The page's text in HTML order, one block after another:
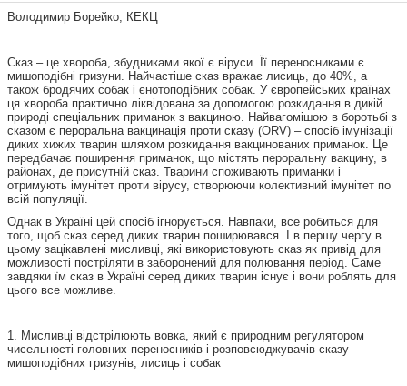
Володимир Борейко, КЕКЦ
Сказ – це хвороба, збудниками якої є віруси. Її переносниками є
мишоподібні гризуни. Найчастіше сказ вражає лисиць, до 40%, а
також бродячих собак і єнотоподібних собак. У європейських країнах
ця хвороба практично ліквідована за допомогою розкидання в дикій
природі спеціальних приманок з вакциною. Найвагомішою в боротьбі з
сказом є пероральна вакцинація проти сказу (ORV) – спосіб імунізації
диких хижих тварин шляхом розкидання вакцинованих приманок. Це
передбачає поширення приманок, що містять пероральну вакцину, в
районах, де присутній сказ. Тварини споживають приманки і
отримують імунітет проти вірусу, створюючи колективний імунітет по
всій популяції.
Однак в Україні цей спосіб ігнорується. Навпаки, все робиться для
того, щоб сказ серед диких тварин поширювався. І в першу чергу в
цьому зацікавлені мисливці, які використовують сказ як привід для
можливості постріляти в заборонений для полювання період. Саме
завдяки їм сказ в Україні серед диких тварин існує і вони роблять для
цього все можливе.
1. Мисливці відстрілюють вовка, який є природним регулятором
чисельності головних переносників і розповсюджувачів сказу –
мишоподібних гризунів, лисиць і собак